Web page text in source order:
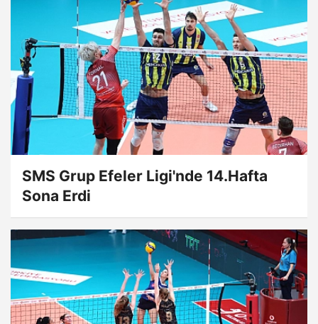
SMS Grup Efeler Ligi'nde 14.Hafta
Sona Erdi